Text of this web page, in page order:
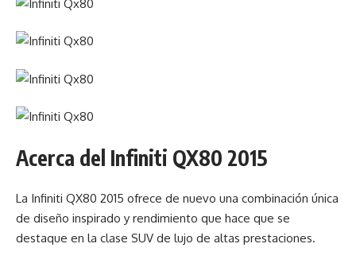
Acerca del Infiniti QX80 2015
La Infiniti QX80 2015 ofrece de nuevo una combinación única
de diseño inspirado y rendimiento que hace que se
destaque en la clase SUV de lujo de altas prestaciones.